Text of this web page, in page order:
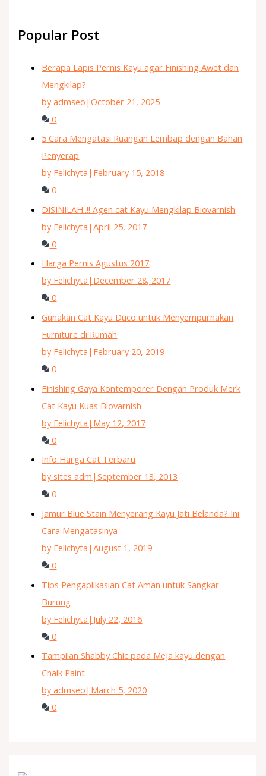
Popular Post
Berapa Lapis Pernis Kayu agar Finishing Awet dan
Mengkilap?
by admseo |October 21, 2025
0
5 Cara Mengatasi Ruangan Lembap dengan Bahan
Penyerap
by Felichyta | February 15, 2018
0
DISINILAH..!! Agen cat Kayu Mengkilap Biovarnish
by Felichyta |April 25, 2017
0
Harga Pernis Agustus 2017
by Felichyta | December 28, 2017
0
Gunakan Cat Kayu Duco untuk Menyempurnakan
Furniture di Rumah
by Felichyta | February 20, 2019
0
Finishing Gaya Kontemporer Dengan Produk Merk
Cat Kayu Kuas Biovarnish
by Felichyta | May 12, 2017
0
Info Harga Cat Terbaru
by sites adm |September 13, 2013
0
Jamur Blue Stain Menyerang Kayu Jati Belanda? Ini
Cara Mengatasinya
by Felichyta |August 1, 2019
0
Tips Pengaplikasian Cat Aman untuk Sangkar
Burung
by Felichyta | July 22, 2016
0
Tampilan Shabby Chic pada Meja kayu dengan
Chalk Paint
by admseo | March 5, 2020
0